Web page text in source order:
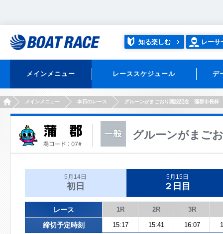
知る楽しむ レーサ
メインメニュー レーススケジュール デ
HOMEメインメニュー 本日のレース グルーンがまごおり開設記念 蒲郡市長杯
グルーンがまご
5月14日
初日
5月15日
２日目
レース 1R 2R 3R
締切予定時刻 15:17 15:41 16:07